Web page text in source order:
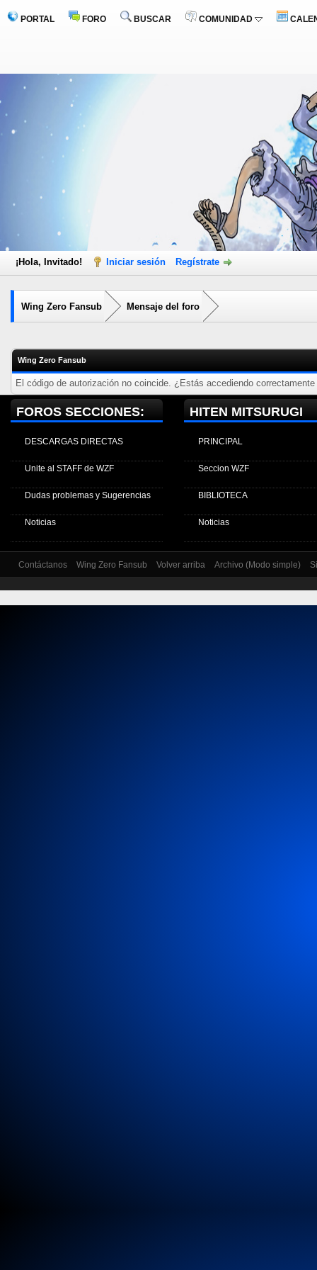
PORTAL FORO BUSCAR COMUNIDAD
¡Hola, Invitado! Iniciar sesión Regístrate
Wing Zero Fansub Mensaje del foro
Wing Zero Fansub
El código de autorización no coincide. ¿Estás accediendo
FOROS SECCIONES:
DESCARGAS DIRECTAS
Unite al STAFF de WZF
Dudas problemas y Sugerencias
Noticias
HITEN MITSURUGI
PRINCIPAL
Seccion WZF
BIBLIOTECA
Noticias
Contáctanos Wing Zero Fansub Volver arriba Archivo (Modo simple)